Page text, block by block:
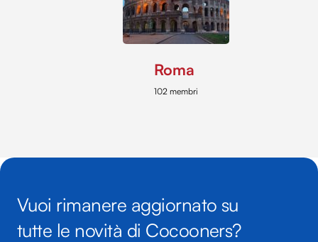
Roma
102 membri
Vuoi rimanere aggiornato su
tutte le novità di Cocooners?